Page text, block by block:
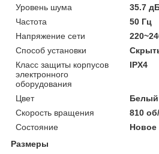
Уровень шума
35.7
Частота
50 Гц
Напряжение сети
Способ установки
Класс защиты корпусов
электронного
оборудования
IPХ4
Цвет
Белый
Скорость вращения
810
Состояние
Новое
Размеры